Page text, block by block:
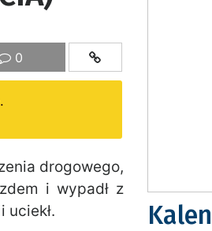
0
drogowego,
i wypadł z
uciekł.